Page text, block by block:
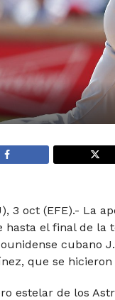
3 oct (EFE).- La
hasta el final de la
cubano
que se
estelar de los